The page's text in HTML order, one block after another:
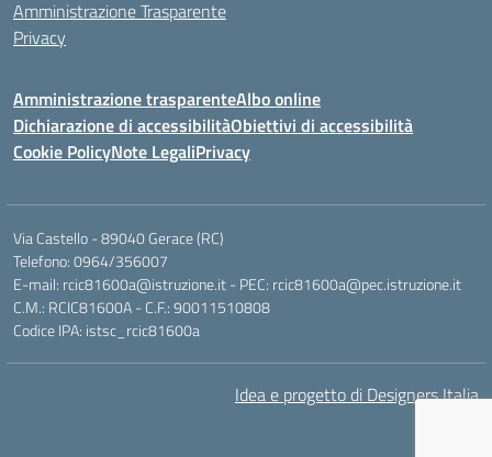
Amministrazione Trasparente
Privacy
Amministrazione trasparenteAlbo online
Dichiarazione di accessibilitàObiettivi di accessibilità
Cookie PolicyNote LegaliPrivacy
Via Castello - 89040 Gerace (RC)
Telefono: 0964/356007
E-mail: rcic81600a@istruzione.it - PEC: rcic81600a@pec.istruzione.it
C.M.: RCIC81600A - C.F.: 90011510808
Codice IPA: istsc_rcic81600a
Idea e progetto di Designers Italia